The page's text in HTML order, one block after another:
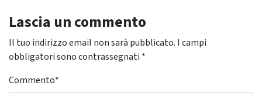
Lascia un commento
Il tuo indirizzo email non sarà pubblicato. I campi
obbligatori sono contrassegnati *
Commento*